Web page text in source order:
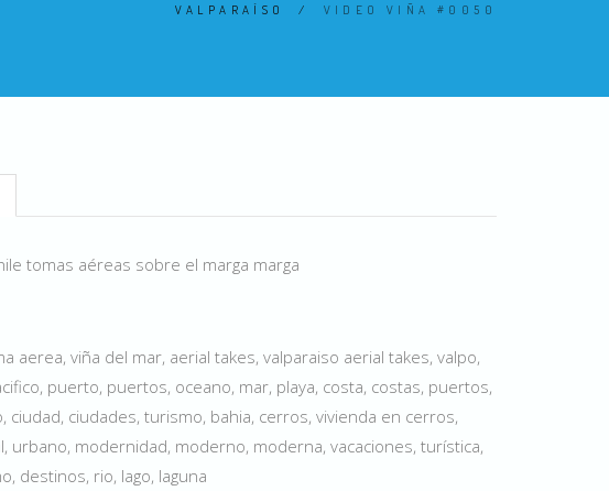
VALPARAÍSO
/ VIDEO VIÑA #0050
tomas aéreas sobre el marga marga
aerea, viña del mar, aerial takes, valparaiso aerial takes, valpo,
puerto, puertos, oceano, mar, playa, costa, costas, puertos,
ciudad, ciudades, turismo, bahia, cerros, vivienda en cerros,
urbano, modernidad, moderno, moderna, vacaciones, turística,
destinos, rio, lago, laguna